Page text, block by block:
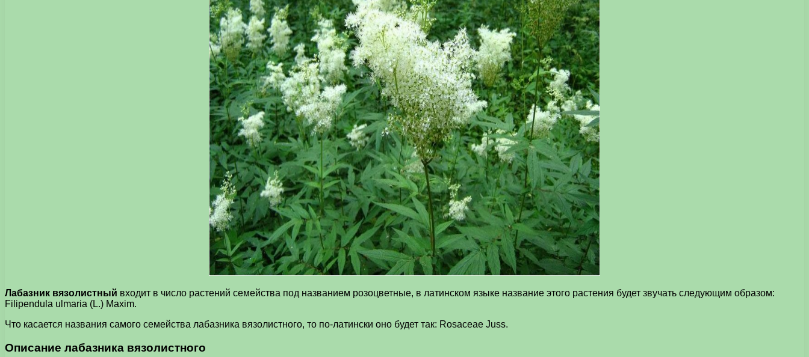
Лабазник вязолистный входит в число растений семейства под названием розоцветные, в латинском языке название этого растения будет звучать следующим образом:
Filipendula ulmaria (L.) Maxim.
Что касается названия самого семейства лабазника вязолистного, то по-латински оно будет так: Rosaceae Juss.
Описание лабазника вязолистного